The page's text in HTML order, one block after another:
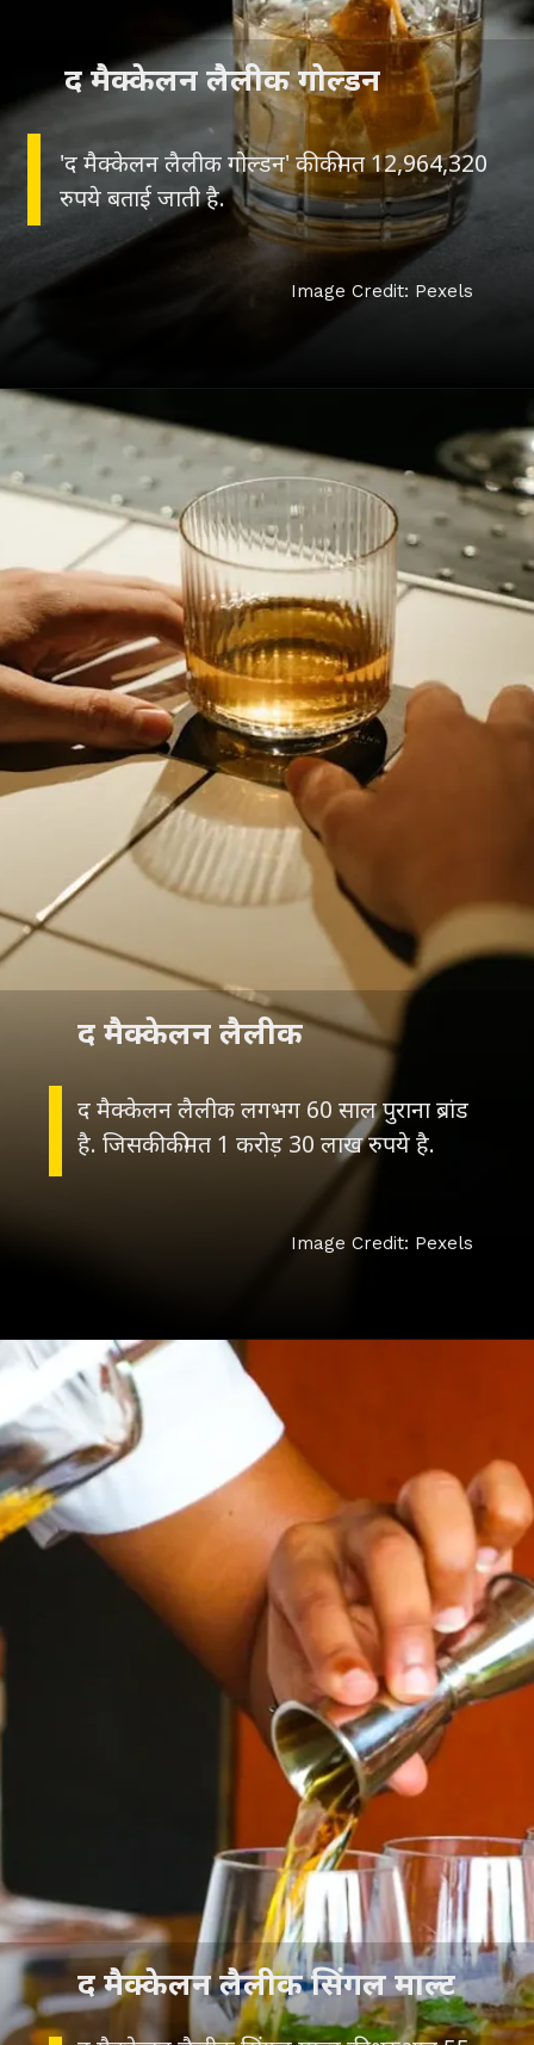
'द मैक्केलन लैलीक गोल्डन' की कीमत 12,964,320
रुपये बताई जाती है.
द मैक्केलन लैलीक गोल्डन
Image Credit: Pexels
द मैक्केलन लैलीक लगभग 60 साल पुराना ब्रांड
है. जिसकी कीमत 1 करोड़ 30 लाख रुपये है.
द मैक्केलन लैलीक
Image Credit: Pexels
द मैक्केलन लैलीक सिंगल माल्ट